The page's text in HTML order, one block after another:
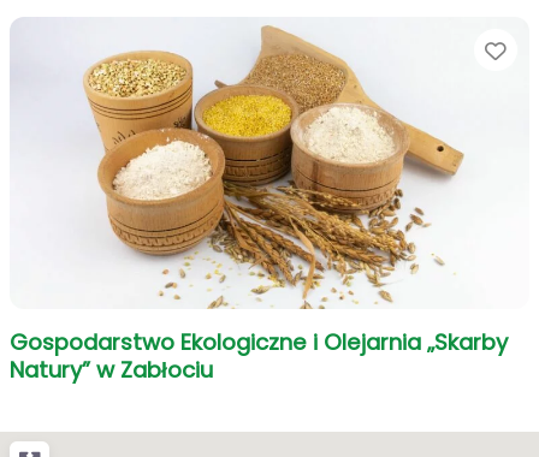
Gospodarstwo Ekologiczne i Olejarnia „Skarby
Natury” w Zabłociu